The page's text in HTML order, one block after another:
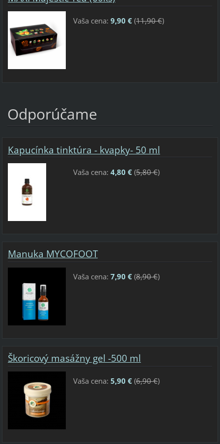
Vaša cena: 9,90 €(11,90 €)
Odporúčame
Kapucínka tinktúra - kvapky- 50 ml
Vaša cena: 4,80 €(5,80 €)
Manuka MYCOFOOT
Vaša cena: 7,90 €(8,90 €)
Škoricový masážny gel -500 ml
Vaša cena: 5,90 €(6,90 €)